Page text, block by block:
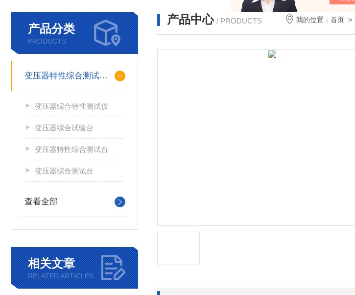
产品分类
PRODUCTS
变压器特性综合测试台系列
变压器综合特性测试仪
变压器综合试验台
变压器特性综合测试台
变压器综合测试台
查看全部
相关文章
RELATED ARTICLES
产品中心 / PRODUCTS 我的位置： 首页 >